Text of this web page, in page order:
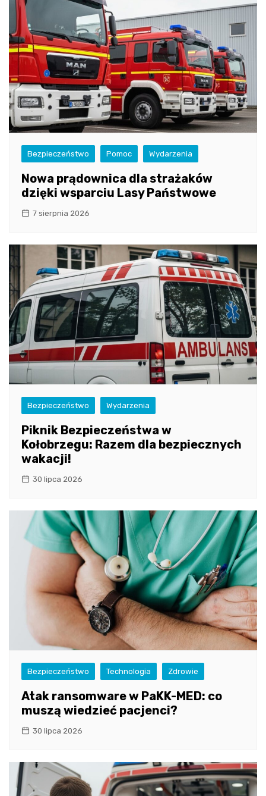
Bezpieczeństwo Pomoc Wydarzenia
Nowa prądownica dla strażaków
dzięki wsparciu Lasy Państwowe
7 sierpnia 2026
Bezpieczeństwo Wydarzenia
Piknik Bezpieczeństwa w
Kołobrzegu: Razem dla bezpiecznych
wakacji!
30 lipca 2026
Bezpieczeństwo Technologia Zdrowie
Atak ransomware w PaKK-MED: co
muszą wiedzieć pacjenci?
30 lipca 2026